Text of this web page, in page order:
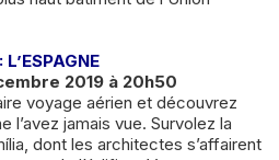
L’ESPAGNE
2019 à 20h50
voyage aérien et découvrez
l’avez jamais vue. Survolez la
dont les architectes s’affairent